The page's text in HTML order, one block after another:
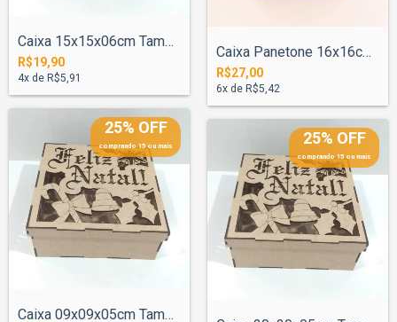
Caixa 15x15x06cm Tampa Neve Feliz Natal...
R$19,90
4x de R$5,91
Caixa Panetone 16x16cm Tampa Neve Feliz...
R$27,00
6x de R$5,42
25% OFF
comprando 15 ou mais
Caixa 09x09x05cm Tampa Neve Feliz Natal...
25% OFF
comprando 15 ou mais